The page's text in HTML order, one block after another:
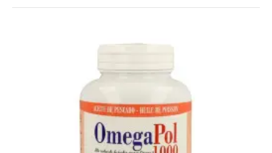
Vitamin